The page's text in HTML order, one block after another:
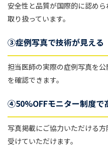
安全性と品質が国際的に認め
取り扱っています。
③症例写真で技術が見える
担当医師の実際の症例写真を
を確認できます。
④50%OFFモニター制度で
写真掲載にご協力いただける
受けていただけます。